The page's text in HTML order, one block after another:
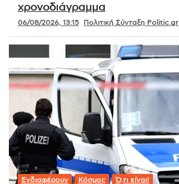
χρονοδιάγραμμα
06/08/2026, 13:15 Πολιτική Σύνταξη Politic.gr
Ενδιαφέρουν Κόσμος Ό,τι είναι!